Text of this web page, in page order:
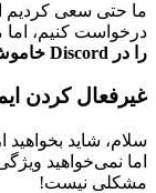
ما حتی سعی کردیم
درخواست کنیم،
را در Discord خاموش کنید، باید از برنامه دسکتاپ استفاده کنید.
غیرفعال کردن
اما نمی‌خواهید
مشکلی نیست!